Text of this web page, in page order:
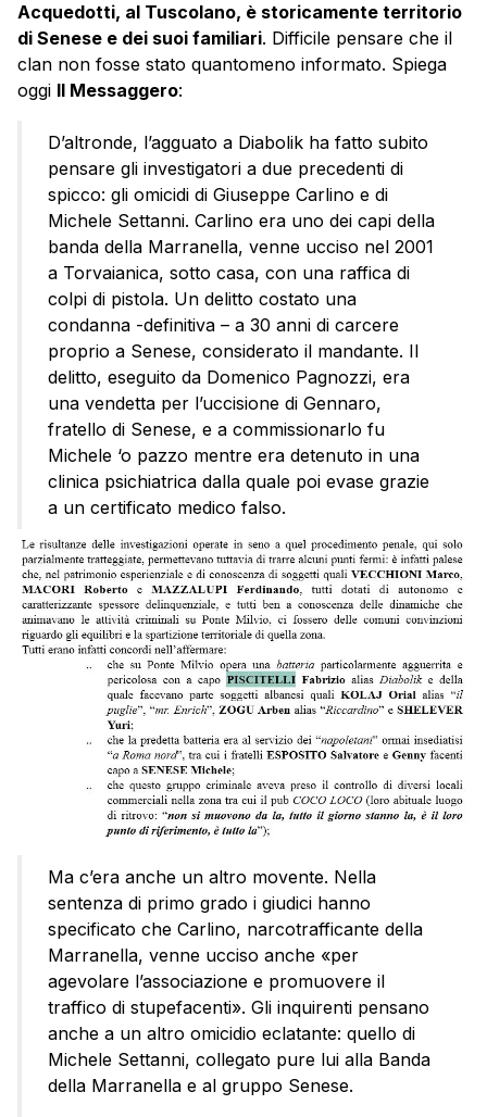
Acquedotti, al Tuscolano, è storicamente territorio
di Senese e dei suoi familiari. Difficile pensare che il
clan non fosse stato quantomeno informato. Spiega
oggi Il Messaggero:
D’altronde, l’agguato a Diabolik ha fatto subito
pensare gli investigatori a due precedenti di
spicco: gli omicidi di Giuseppe Carlino e di
Michele Settanni. Carlino era uno dei capi della
banda della Marranella, venne ucciso nel 2001
a Torvaianica, sotto casa, con una raffica di
colpi di pistola. Un delitto costato una
condanna -definitiva – a 30 anni di carcere
proprio a Senese, considerato il mandante. Il
delitto, eseguito da Domenico Pagnozzi, era
una vendetta per l’uccisione di Gennaro,
fratello di Senese, e a commissionarlo fu
Michele ‘o pazzo mentre era detenuto in una
clinica psichiatrica dalla quale poi evase grazie
a un certificato medico falso.
Ma c’era anche un altro movente. Nella
sentenza di primo grado i giudici hanno
specificato che Carlino, narcotrafficante della
Marranella, venne ucciso anche «per
agevolare l’associazione e promuovere il
traffico di stupefacenti». Gli inquirenti pensano
anche a un altro omicidio eclatante: quello di
Michele Settanni, collegato pure lui alla Banda
della Marranella e al gruppo Senese.